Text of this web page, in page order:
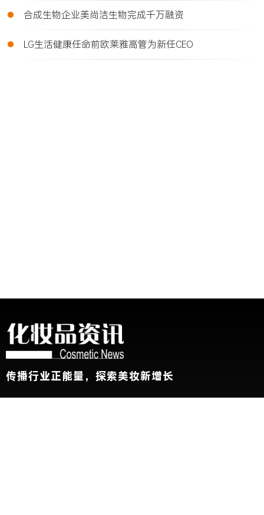
• 合成生物企业美尚洁生物完成千万融资
• LG生活健康任命前欧莱雅高管为新任CEO
传播行业正能量，探索美妆新增长